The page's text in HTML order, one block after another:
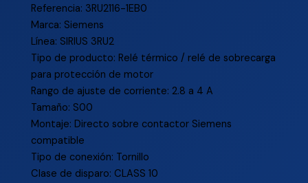
Referencia: 3RU2116-1EB0
Marca: Siemens
Línea: SIRIUS 3RU2
Tipo de producto: Relé térmico / relé de sobrecarga
para protección de motor
Rango de ajuste de corriente: 2.8 a 4 A
Tamaño: S00
Montaje: Directo sobre contactor Siemens
compatible
Tipo de conexión: Tornillo
Clase de disparo: CLASS 10